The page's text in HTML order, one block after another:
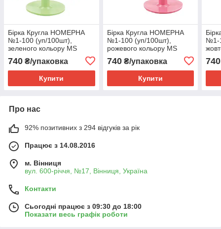
Бірка Кругла НОМЕРНА
№1-100 (уп/100шт),
зеленого кольору MS
740 ₴/упаковка
Купити
Бірка Кругла НОМЕРНА
№1-100 (уп/100шт),
рожевого кольору MS
740₴/упаковка
Купити
№1-
740
Про нас
92% позитивних з 294 відгуків за рік
Працює з 14.08.2016
м. Вінниця
вул. 600-річчя, №17, Вінниця, Україна
Контакти
Сьогодні працює з 09:30 до 18:00
Показати весь графік роботи